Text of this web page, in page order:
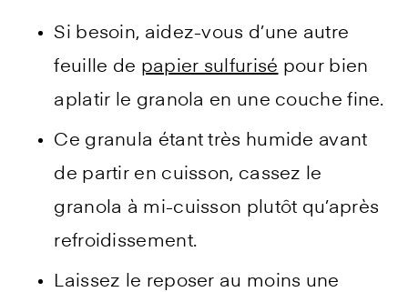
Si besoin, aidez-vous d’une autre
feuille de papier sulfurisé pour bien
aplatir le granola en une couche fine.
Ce granula étant très humide avant
de partir en cuisson, cassez le
granola à mi-cuisson plutôt qu’après
refroidissement.
Laissez le reposer au moins une